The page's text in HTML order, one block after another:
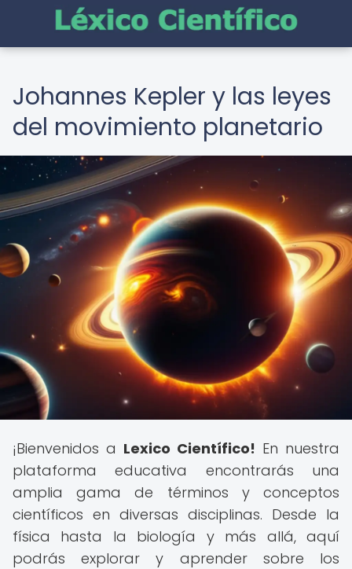
Johannes Kepler y las leyes
del movimiento planetario
¡Bienvenidos a Lexico Científico! En nuestra
plataforma educativa encontrarás una
amplia gama de términos y conceptos
científicos en diversas disciplinas. Desde la
física hasta la biología y más allá, aquí
podrás explorar y aprender sobre los